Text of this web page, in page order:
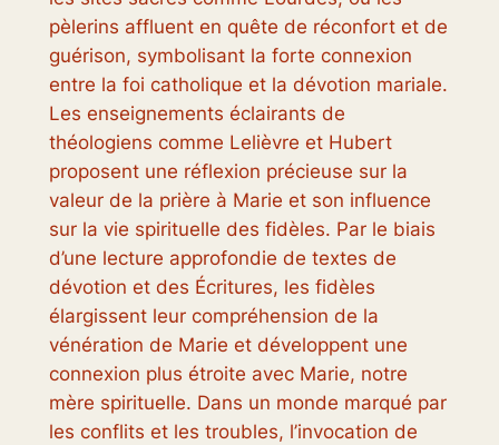
pèlerins affluent en quête de réconfort et de
guérison, symbolisant la forte connexion
entre la foi catholique et la dévotion mariale.
Les enseignements éclairants de
théologiens comme Lelièvre et Hubert
proposent une réflexion précieuse sur la
valeur de la prière à Marie et son influence
sur la vie spirituelle des fidèles. Par le biais
d’une lecture approfondie de textes de
dévotion et des Écritures, les fidèles
élargissent leur compréhension de la
vénération de Marie et développent une
connexion plus étroite avec Marie, notre
mère spirituelle. Dans un monde marqué par
les conflits et les troubles, l’invocation de